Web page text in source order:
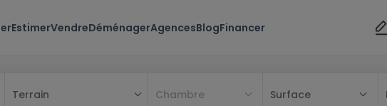
EstimerVendreDéménagerAgencesBlogFinancer
Terrain Chambre Surface